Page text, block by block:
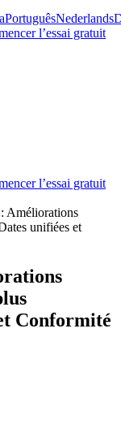
PortuguêsNederlands
l’essai gratuit
l’essai gratuit
Améliorations
unifiées et
Conformité